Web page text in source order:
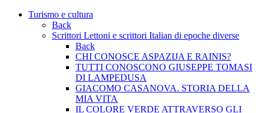
Turismo e cultura
Back
Scrittori Lettoni e scrittori Italian di epoche diverse
Back
CHI CONOSCE ASPAZIJA E RAINIS?
TUTTI CONOSCONO GIUSEPPE TOMASI
DI LAMPEDUSA
GIACOMO CASANOVA. STORIA DELLA
MIA VITA
IL COLORE VERDE ATTRAVERSO GLI